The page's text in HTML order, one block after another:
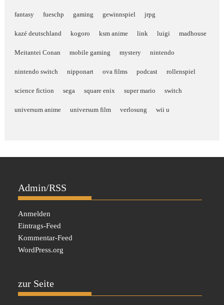
fantasy fueschp gaming gewinnspiel jrpg
kazé deutschland kogoro ksm anime link luigi madhouse
Meitantei Conan mobile gaming mystery nintendo
nintendo switch nipponart ova films podcast rollenspiel
science fiction sega square enix super mario switch
universum anime universum film verlosung wii u
Admin/RSS
Anmelden
Eintrags-Feed
Kommentar-Feed
WordPress.org
zur Seite